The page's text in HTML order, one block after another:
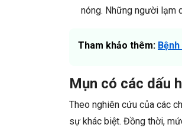
nóng. Những người lạm
Tham khảo thêm:
Mụn có các dấu
Theo nghiên cứu của các
sự khác biệt. Đồng thời,